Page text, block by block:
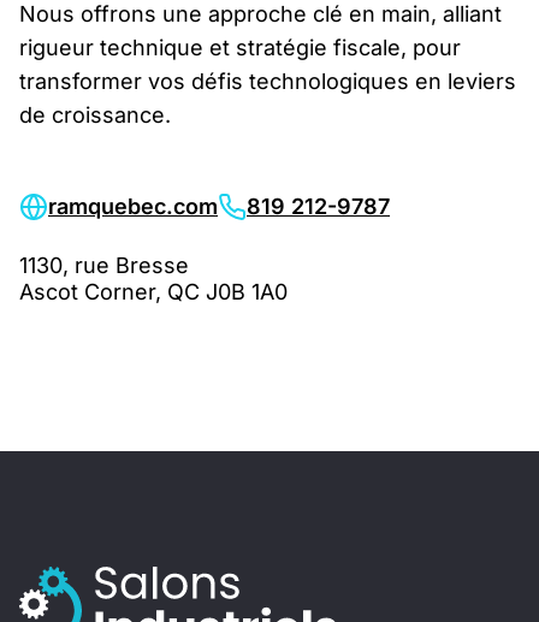
Nous offrons une approche clé en main, alliant
rigueur technique et stratégie fiscale, pour
transformer vos défis technologiques en leviers
de croissance.
ramquebec.com 819 212-9787
1130, rue Bresse
Ascot Corner, QC J0B 1A0